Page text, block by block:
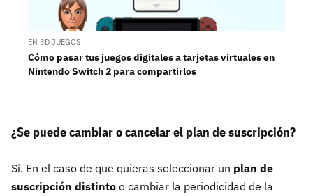
EN 3D JUEGOS
Cómo pasar tus juegos digitales a tarjetas virtuales en
Nintendo Switch 2 para compartirlos
¿Se puede cambiar o cancelar el plan de suscripción?
Sí. En el caso de que quieras seleccionar un plan de
suscripción distinto o cambiar la periodicidad de la